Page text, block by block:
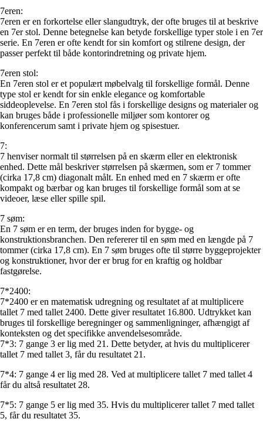
7eren:
7eren er en forkortelse eller slangudtryk, der ofte bruges til at beskrive
en 7er stol. Denne betegnelse kan betyde forskellige typer stole i en 7er
serie. En 7eren er ofte kendt for sin komfort og stilrene design, der
passer perfekt til både kontorindretning og private hjem.
7eren stol:
En 7eren stol er et populært møbelvalg til forskellige formål. Denne
type stol er kendt for sin enkle elegance og komfortable
siddeoplevelse. En 7eren stol fås i forskellige designs og materialer og
kan bruges både i professionelle miljøer som kontorer og
konferencerum samt i private hjem og spisestuer.
7:
7 henviser normalt til størrelsen på en skærm eller en elektronisk
enhed. Dette mål beskriver størrelsen på skærmen, som er 7 tommer
(cirka 17,8 cm) diagonalt målt. En enhed med en 7 skærm er ofte
kompakt og bærbar og kan bruges til forskellige formål som at se
videoer, læse eller spille spil.
7 søm:
En 7 søm er en term, der bruges inden for bygge- og
konstruktionsbranchen. Den refererer til en søm med en længde på 7
tommer (cirka 17,8 cm). En 7 søm bruges ofte til større byggeprojekter
og konstruktioner, hvor der er brug for en kraftig og holdbar
fastgørelse.
7*2400:
7*2400 er en matematisk udregning og resultatet af at multiplicere
tallet 7 med tallet 2400. Dette giver resultatet 16.800. Udtrykket kan
bruges til forskellige beregninger og sammenligninger, afhængigt af
konteksten og det specifikke anvendelsesområde.
7*3: 7 gange 3 er lig med 21. Dette betyder, at hvis du multiplicerer
tallet 7 med tallet 3, får du resultatet 21.
7*4: 7 gange 4 er lig med 28. Ved at multiplicere tallet 7 med tallet 4
får du altså resultatet 28.
7*5: 7 gange 5 er lig med 35. Hvis du multiplicerer tallet 7 med tallet
5, får du resultatet 35.